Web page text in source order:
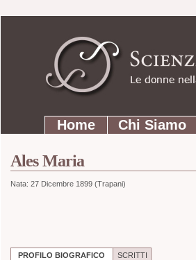
contenuti.
Strumenti
personali
SezioniHome Chi Siamo
Ales Maria
Nata: 27 Dicembre 1899 (Trapani)
PROFILO BIOGRAFICO SCRITTI